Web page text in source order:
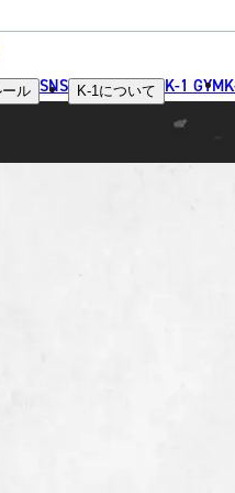
ール SNS K-1 について K-1 GYM